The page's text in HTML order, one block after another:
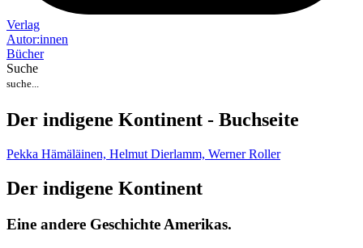
Verlag
Autor:innen
Bücher
Suche
Der indigene Kontinent - Buchseite
Pekka Hämäläinen, Helmut Dierlamm, Werner Roller
Der indigene Kontinent
Eine andere Geschichte Amerikas.